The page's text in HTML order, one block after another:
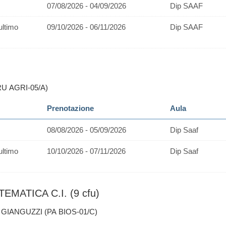
07/08/2026 - 04/09/2026 Dip SAAF
09/10/2026 - 06/11/2026 Dip SAAF
AGRI-05/A)
Prenotazione Aula
08/08/2026 - 05/09/2026 Dip Saaf
10/10/2026 - 07/11/2026 Dip Saaf
C.I. (9 cfu)
(PA BIOS-01/C)